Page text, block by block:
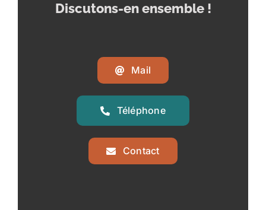
Discutons-en ensemble !
Mail
Téléphone
Contact